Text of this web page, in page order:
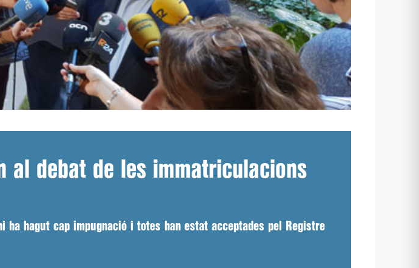
al debat de les immatriculacions
hagut cap impugnació i totes han estat acceptades pel Registre